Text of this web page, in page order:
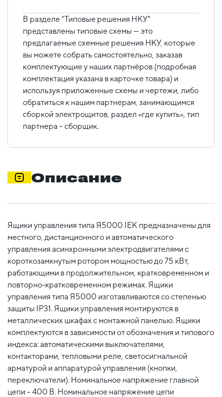
В разделе "Типовые решения НКУ"
представлены типовые схемы — это
предлагаемые схемные решения НКУ, которые
вы можете собрать самостоятельно, заказав
комплектующие у наших партнёров (подробная
комплектация указана в карточке товара) и
используя приложенные схемы и чертежи, либо
обратиться к нашим партнерам, занимающимся
сборкой электрощитов, раздел «где купить», тип
партнера – сборщик.
Описание
Ящики управления типа Я5000 IEK предназначены для
местного, дистанционного и автоматического
управления асинхронными электродвигателями с
короткозамкнутым ротором мощностью до 75 кВт,
работающими в продолжительном, кратковременном и
повторно-кратковременном режимах. Ящики
управления типа Я5000 изготавливаются со степенью
защиты IP31. Ящики управления монтируются в
металлических шкафах с монтажной панелью. Ящики
комплектуются в зависимости от обозначения и типового
индекса: автоматическими выключателями,
контакторами, тепловыми реле, светосигнальной
арматурой и аппаратурой управления (кнопки,
переключатели). Номинальное напряжение главной
цепи – 400 В. Номинальное напряжение цепи